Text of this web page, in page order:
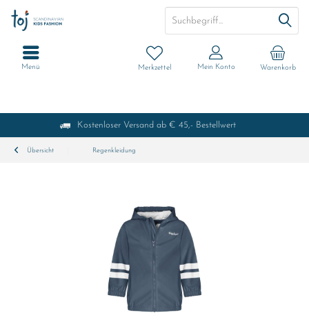
Kostenloser Versand ab € 45,- Bestellwert
Warenkorb
Merkzettel Mein Konto
Menü
Übersicht Regenkleidung